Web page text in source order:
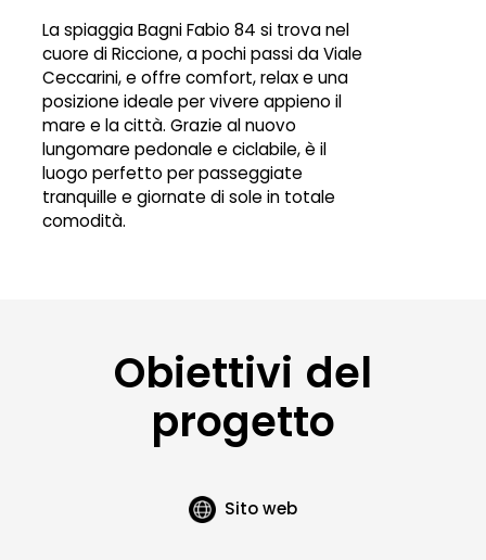
La spiaggia Bagni Fabio 84 si trova nel
cuore di Riccione, a pochi passi da Viale
Ceccarini, e offre comfort, relax e una
posizione ideale per vivere appieno il
mare e la città. Grazie al nuovo
lungomare pedonale e ciclabile, è il
luogo perfetto per passeggiate
tranquille e giornate di sole in totale
comodità.
Obiettivi del
progetto
Sito web